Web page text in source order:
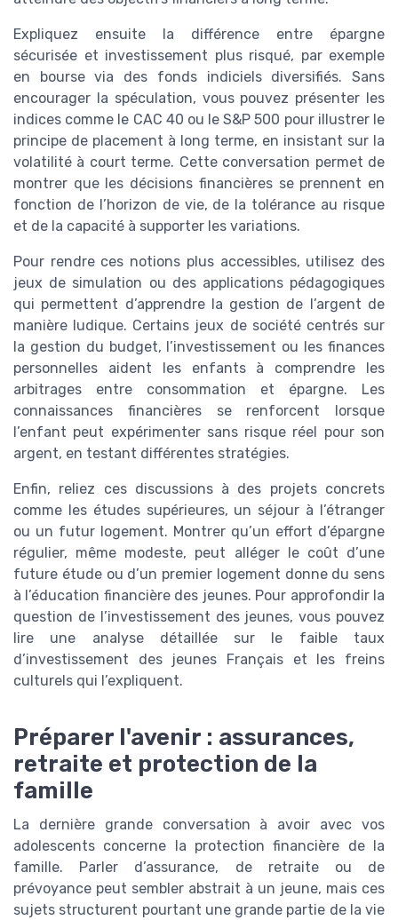
Expliquez ensuite la différence entre épargne
sécurisée et investissement plus risqué, par exemple
en bourse via des fonds indiciels diversifiés. Sans
encourager la spéculation, vous pouvez présenter les
indices comme le CAC 40 ou le S&P 500 pour illustrer le
principe de placement à long terme, en insistant sur la
volatilité à court terme. Cette conversation permet de
montrer que les décisions financières se prennent en
fonction de l’horizon de vie, de la tolérance au risque
et de la capacité à supporter les variations.
Pour rendre ces notions plus accessibles, utilisez des
jeux de simulation ou des applications pédagogiques
qui permettent d’apprendre la gestion de l’argent de
manière ludique. Certains jeux de société centrés sur
la gestion du budget, l’investissement ou les finances
personnelles aident les enfants à comprendre les
arbitrages entre consommation et épargne. Les
connaissances financières se renforcent lorsque
l’enfant peut expérimenter sans risque réel pour son
argent, en testant différentes stratégies.
Enfin, reliez ces discussions à des projets concrets
comme les études supérieures, un séjour à l’étranger
ou un futur logement. Montrer qu’un effort d’épargne
régulier, même modeste, peut alléger le coût d’une
future étude ou d’un premier logement donne du sens
à l’éducation financière des jeunes. Pour approfondir la
question de l’investissement des jeunes, vous pouvez
lire une analyse détaillée sur le faible taux
d’investissement des jeunes Français et les freins
culturels qui l’expliquent.
Préparer l'avenir : assurances,
retraite et protection de la
famille
La dernière grande conversation à avoir avec vos
adolescents concerne la protection financière de la
famille. Parler d’assurance, de retraite ou de
prévoyance peut sembler abstrait à un jeune, mais ces
sujets structurent pourtant une grande partie de la vie